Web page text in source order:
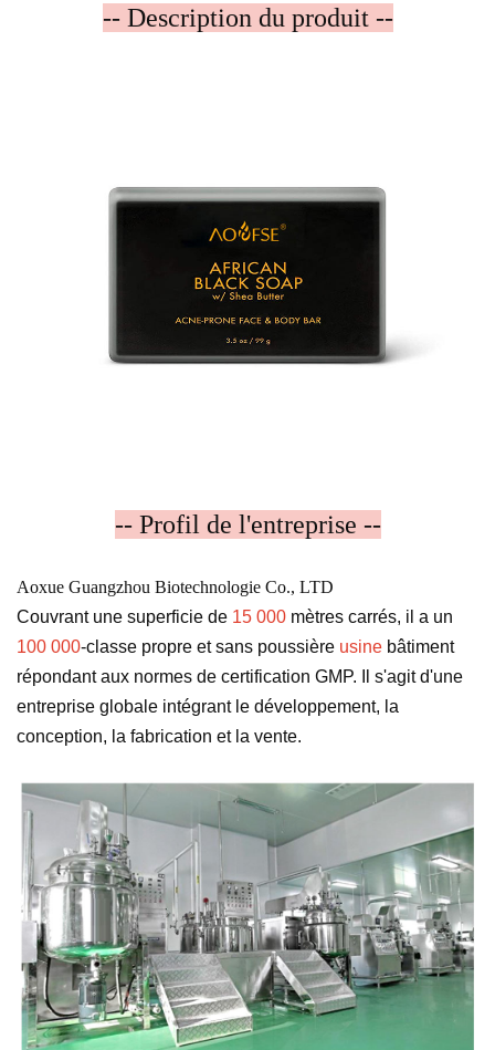
-- Description du produit --
-- Profil de l'entreprise --
Aoxue Guangzhou Biotechnologie Co., LTD
Couvrant une superficie de 15 000 mètres carrés, il a un
100 000-classe propre et sans poussière usine bâtiment
répondant aux normes de certification GMP. Il s'agit d'une
entreprise globale intégrant le développement, la
conception, la fabrication et la vente.